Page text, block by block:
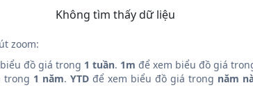
Không tìm thấy dữ liệu
zoom:
đồ giá trong 1 tuần. 1m để xem biểu đồ giá
trong 1 năm.YTD để xem biểu đồ giá trong năm